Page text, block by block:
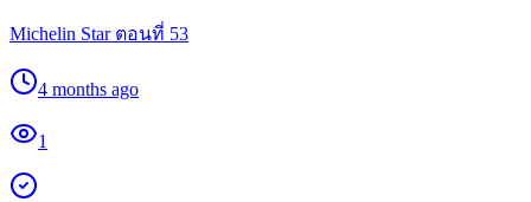
Michelin Star ตอนที่ 53
4 months ago
1